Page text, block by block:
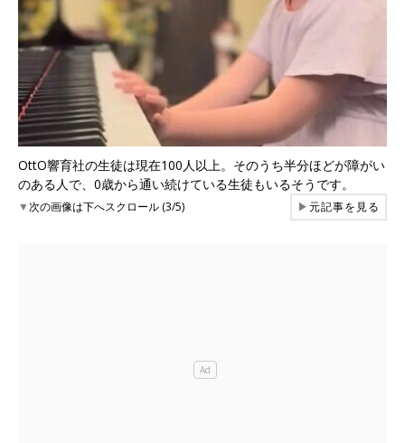
OttO響育社の生徒は現在100人以上。そのうち半分ほどが障がい
のある人で、0歳から通い続けている生徒もいるそうです。
▼次の画像は下へスクロール (3/5) ▶元記事を見る